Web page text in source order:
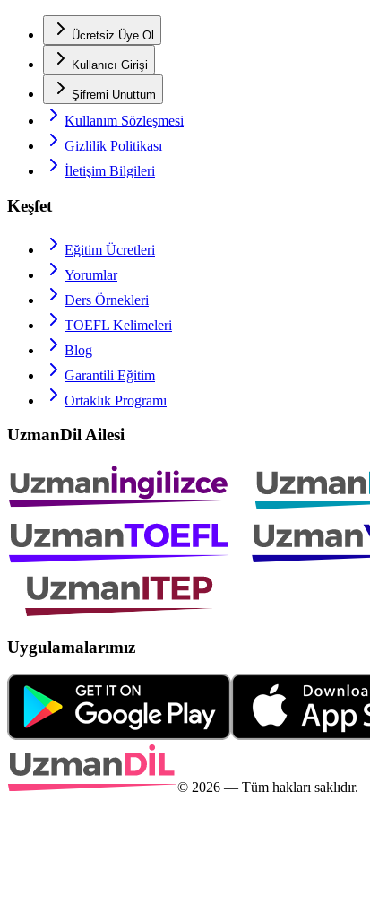
Ücretsiz Üye Ol
Kullanıcı Girişi
Şifremi Unuttum
Kullanım Sözleşmesi
Gizlilik Politikası
İletişim Bilgileri
Keşfet
Eğitim Ücretleri
Yorumlar
Ders Örnekleri
TOEFL Kelimeleri
Blog
Garantili Eğitim
Ortaklık Programı
UzmanDil Ailesi
Uygulamalarımız
© 2026 — Tüm hakları saklıdır.